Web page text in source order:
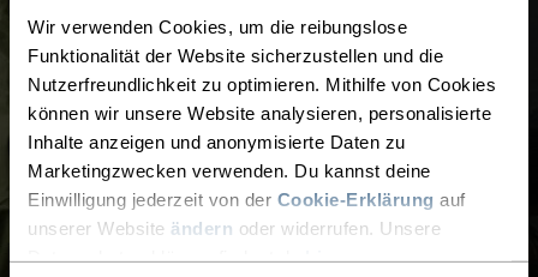
Wir verwenden Cookies, um die reibungslose
Funktionalität der Website sicherzustellen und die
Nutzerfreundlichkeit zu optimieren. Mithilfe von Cookies
können wir unsere Website analysieren, personalisierte
Inhalte anzeigen und anonymisierte Daten zu
Marketingzwecken verwenden. Du kannst deine
Einwilligung jederzeit von der Cookie-Erklärung auf
unserer Website ändern oder widerrufen. Unsere